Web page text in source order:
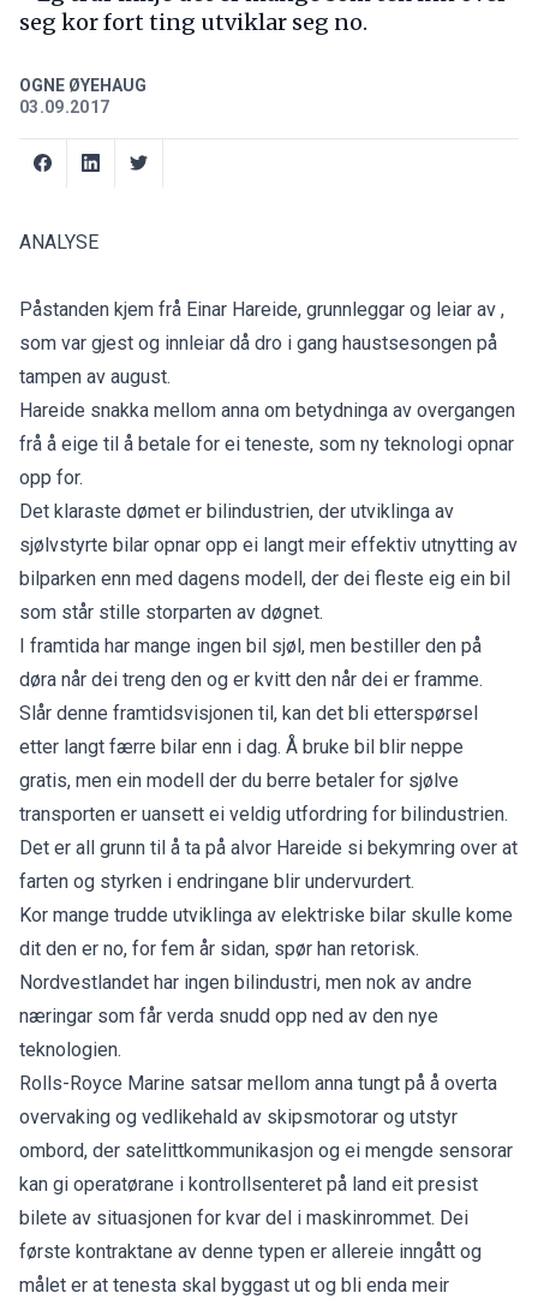
seg kor fort ting utviklar seg no.
OGNE ØYEHAUG
03.09.2017
ANALYSE
Påstanden kjem frå Einar Hareide, grunnleggar og leiar av ,
som var gjest og innleiar då dro i gang haustsesongen på
tampen av august.
Hareide snakka mellom anna om betydninga av overgangen
frå å eige til å betale for ei teneste, som ny teknologi opnar
opp for.
Det klaraste dømet er bilindustrien, der utviklinga av
sjølvstyrte bilar opnar opp ei langt meir effektiv utnytting av
bilparken enn med dagens modell, der dei fleste eig ein bil
som står stille storparten av døgnet.
I framtida har mange ingen bil sjøl, men bestiller den på
døra når dei treng den og er kvitt den når dei er framme.
Slår denne framtidsvisjonen til, kan det bli etterspørsel
etter langt færre bilar enn i dag. Å bruke bil blir neppe
gratis, men ein modell der du berre betaler for sjølve
transporten er uansett ei veldig utfordring for bilindustrien.
Det er all grunn til å ta på alvor Hareide si bekymring over at
farten og styrken i endringane blir undervurdert.
Kor mange trudde utviklinga av elektriske bilar skulle kome
dit den er no, for fem år sidan, spør han retorisk.
Nordvestlandet har ingen bilindustri, men nok av andre
næringar som får verda snudd opp ned av den nye
teknologien.
Rolls-Royce Marine satsar mellom anna tungt på å overta
overvaking og vedlikehald av skipsmotorar og utstyr
ombord, der satelittkommunikasjon og ei mengde sensorar
kan gi operatørane i kontrollsenteret på land eit presist
bilete av situasjonen for kvar del i maskinrommet. Dei
første kontraktane av denne typen er allereie inngått og
målet er at tenesta skal byggast ut og bli enda meir